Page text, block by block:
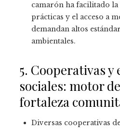
camarón ha facilitado
prácticas y el acceso a
demandan altos
ambientales.
5. Cooperativas y
sociales: motor
fortaleza
Diversas cooperativas